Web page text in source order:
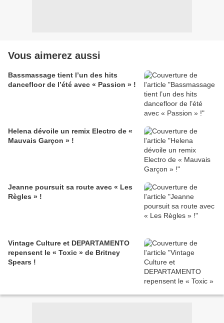
Vous aimerez aussi
Bassmassage tient l’un des hits
dancefloor de l’été avec « Passion » !
Helena dévoile un remix Electro de «
Mauvais Garçon » !
Jeanne poursuit sa route avec « Les
Règles » !
Vintage Culture et DEPARTAMENTO
repensent le « Toxic » de Britney
Spears !